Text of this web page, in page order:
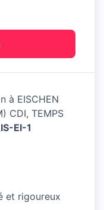
à EISCHEN
CDI, TEMPS
EI-1
et rigoureux